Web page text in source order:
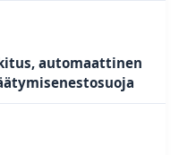
automaattinen